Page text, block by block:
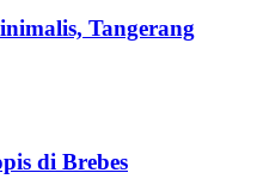
Tangerang
di Brebes